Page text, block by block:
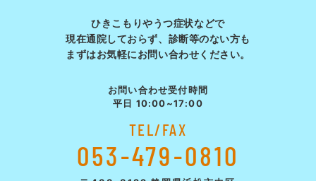
ひきこもりやうつ症状などで
現在通院しておらず、診断等のない方も
まずはお気軽にお問い合わせください。
お問い合わせ受付時間
平日 10:00~17:00
TEL/FAX
053-479-0810